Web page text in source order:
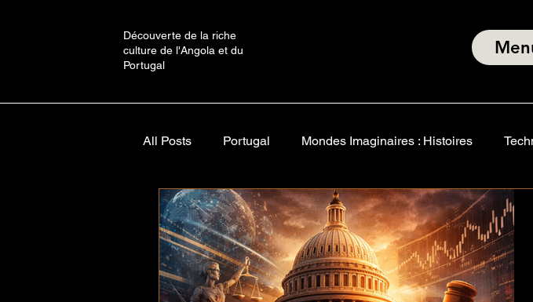
Découverte de la riche
culture de l'Angola et du
Portugal
All Posts Portugal Mondes Imaginaires : Histoires
Vers de Mon Âme Waku Kungo, Cela Vie en Amérique
À propos d'ELMIROCHAVES